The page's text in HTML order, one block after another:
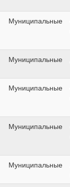
Муниципальные
Муниципальные
Муниципальные
Муниципальные
Муниципальные